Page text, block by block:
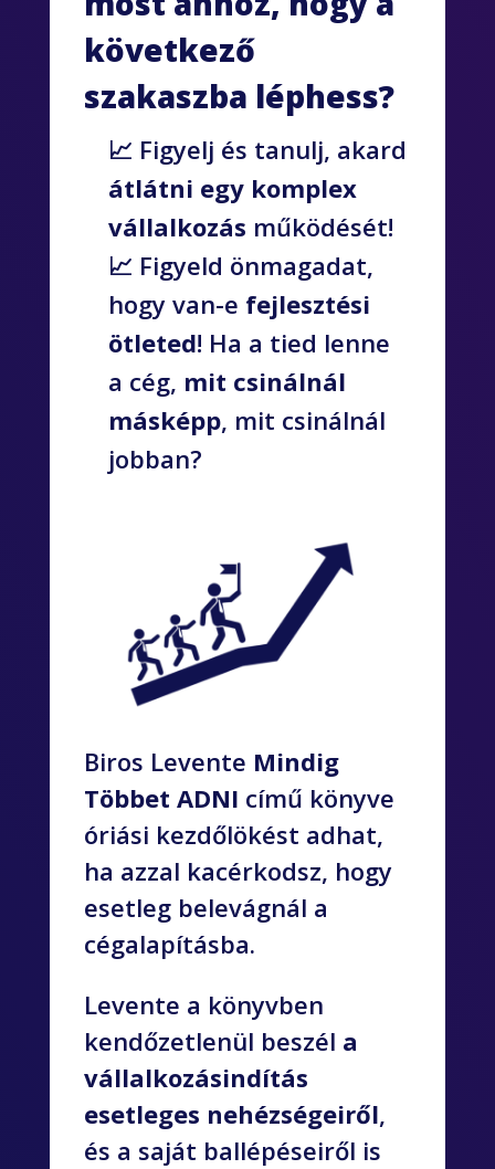
következő
szakaszba léphess?
📈 Figyelj és tanulj, akard
átlátni egy komplex
vállalkozás működését!
📈 Figyeld önmagadat,
hogy van-e fejlesztési
ötleted! Ha a tied lenne
a cég, mit csinálnál
másképp, mit csinálnál
jobban?
Biros Levente Mindig
Többet ADNI című könyve
óriási kezdőlökést adhat,
ha azzal kacérkodsz, hogy
esetleg belevágnál a
cégalapításba.
Levente a könyvben
kendőzetlenül beszél a
vállalkozásindítás
esetleges nehézségeiről,
és a saját ballépéseiről is